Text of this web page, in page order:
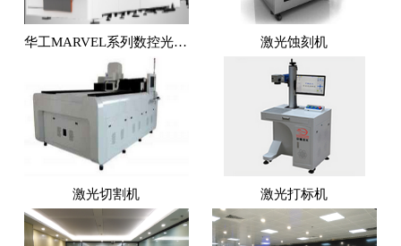
华工MARVEL系列数控光纤激光切割机 激光蚀刻机
激光切割机 激光打标机